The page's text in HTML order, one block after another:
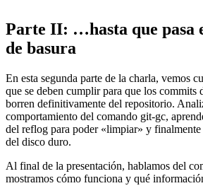
Parte II: …hasta que pasa
de basura
En esta segunda parte de la charla, vemos
que se deben cumplir para que los commits
borren definitivamente del repositorio.
comportamiento del comando git-gc,
del reflog para poder «limpiar» y
del disco duro.
Al final de la presentación, hablamos del
mostramos cómo funciona y qué